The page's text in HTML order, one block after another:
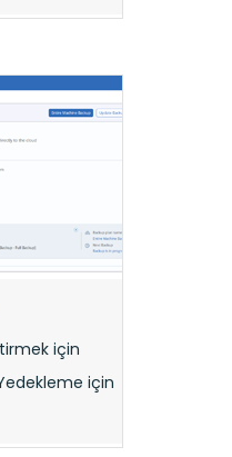
için
için